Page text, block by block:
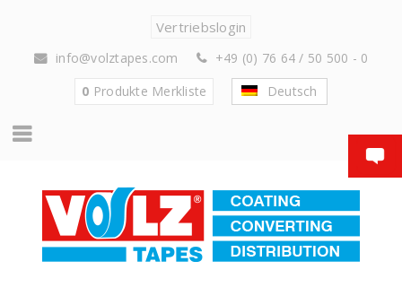
Vertriebslogin
info@volztapes.com
+49 (0) 76 64 / 50 500 - 0
0 Produkte Merkliste Deutsch